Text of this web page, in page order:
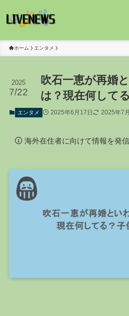
ホーム エンタメ
吹石一恵が再婚
は？現在何して
2025
7/22
エンタメ 2025年6月17日 2025年7
海外在住者に向けて情報を発